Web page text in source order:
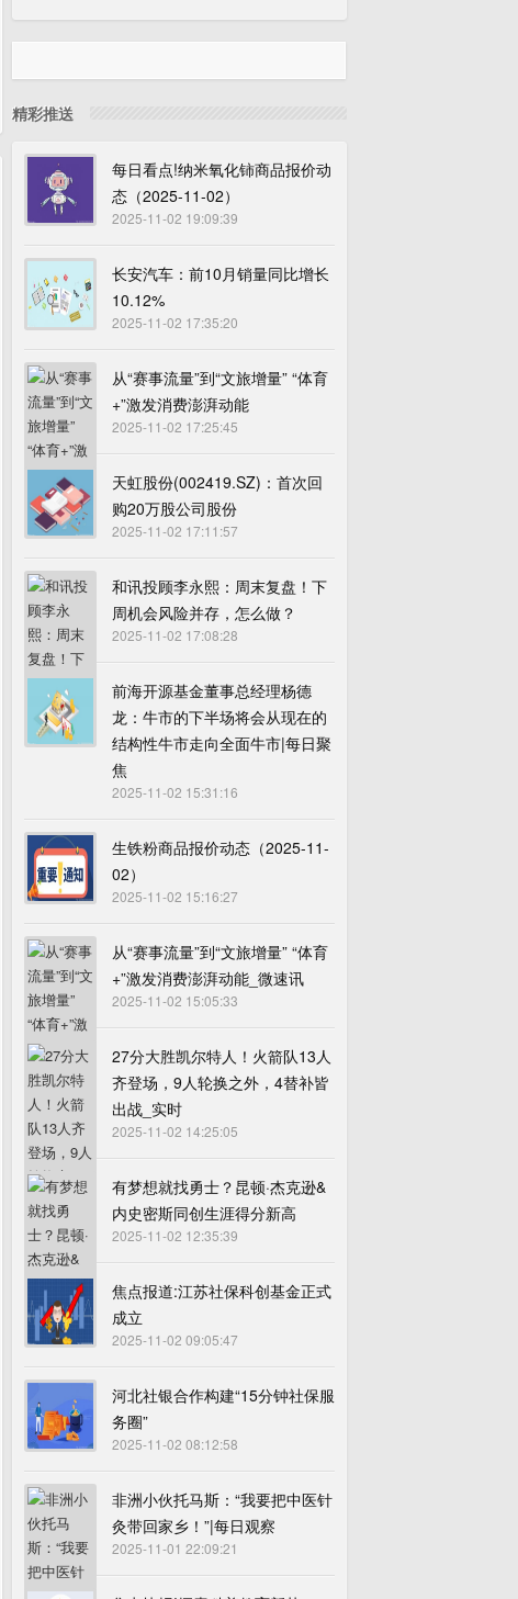
精彩推送
每日看点!纳米氧化铈商品报价动
态（2025-11-02）
2025-11-02 19:09:39
长安汽车：前10月销量同比增长
10.12%
2025-11-02 17:35:20
从“赛事流量”到“文旅增量” “体育
+”激发消费澎湃动能
2025-11-02 17:25:45
天虹股份(002419.SZ)：首次回
购20万股公司股份
2025-11-02 17:11:57
和讯投顾李永熙：周末复盘！下
周机会风险并存，怎么做？
2025-11-02 17:08:28
前海开源基金董事总经理杨德
龙：牛市的下半场将会从现在的
结构性牛市走向全面牛市|每日聚
焦
2025-11-02 15:31:16
生铁粉商品报价动态（2025-11-
02）
2025-11-02 15:16:27
从“赛事流量”到“文旅增量” “体育
+”激发消费澎湃动能_微速讯
2025-11-02 15:05:33
27分大胜凯尔特人！火箭队13人
齐登场，9人轮换之外，4替补皆
出战_实时
2025-11-02 14:25:05
有梦想就找勇士？昆顿·杰克逊&
内史密斯同创生涯得分新高
2025-11-02 12:35:39
焦点报道:江苏社保科创基金正式
成立
2025-11-02 09:05:47
河北社银合作构建“15分钟社保服
务圈”
2025-11-02 08:12:58
非洲小伙托马斯：“我要把中医针
灸带回家乡！”|每日观察
2025-11-01 22:09:21